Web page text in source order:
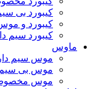
کیبورد بی
کیبورد و
کیبورد سیم
ماوس
موس سیم دار
موس بی سیم
موس